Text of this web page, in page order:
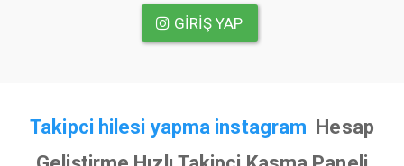
GIRIŞ YAP
Takipci hilesi yapma instagram Hesap